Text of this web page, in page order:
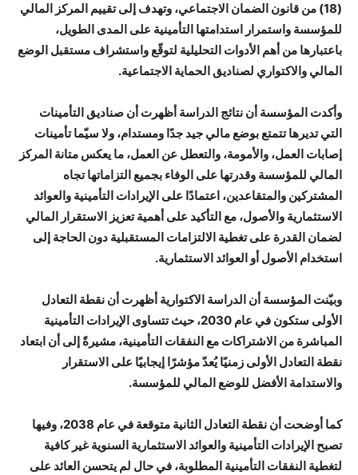
(18) من قانون الضمان الاجتماعي، وتهدف إلى تقييم المركز المالي
للمؤسسة واستمرار استدامتها التأمينية على المدى الطويل،
باعتبارها من أهم الأدوات التحليلية لتوقّع واستشراف مستقبل الوضع
المالي والاكتواري لصناديق الحماية الاجتماعية.
وأكدت المؤسسة أن نتائج الدراسة أظهرت أن صناديق التأمينات
التي تديرها تتمتع بوضع مالي جيد جدًا ومستدام، ولا سيّما تأمينات
إصابات العمل، والأمومة، والتعطل عن العمل، ما يعكس متانة المركز
المالي للمؤسسة وقدرتها على الوفاء بجميع التزاماتها تجاه
المشتركين والمتقاعدين، اعتمادًا على الإيرادات التأمينية والعوائد
الاستثمارية والأصول، مع التأكيد على أهمية تعزيز الاستقرار المالي
لضمان القدرة على تغطية الالتزامات المستقبلية دون الحاجة إلى
استخدام الأصول أو العوائد الاستثمارية.
وبيّنت المؤسسة أن الدراسة الاكتوارية أظهرت أن نقطة التعادل
الأولى ستكون في عام 2030، حيث تتساوى الإيرادات التأمينية
المباشرة من الاشتراكات مع النفقات التأمينية، مشيرةً إلى أن ابتعاد
نقطة التعادل الأولى زمنيًا يُعدّ مؤشرًا إيجابيًا على الاستقرار
والاستدامة الأفضل للوضع المالي للمؤسسة.
كما أوضحت أن نقطة التعادل الثانية متوقعة في عام 2038، وفيها
تصبح الإيرادات التأمينية والعوائد الاستثمارية السنوية غير كافية
لتغطية النفقات التأمينية المطلوبة، في حال لم يتحسن العائد على